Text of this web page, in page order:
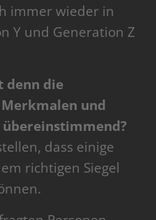
immer wieder in
Y und Generation Z
denn die
und
übereinstimmend?
dass einige
richtigen Siegel